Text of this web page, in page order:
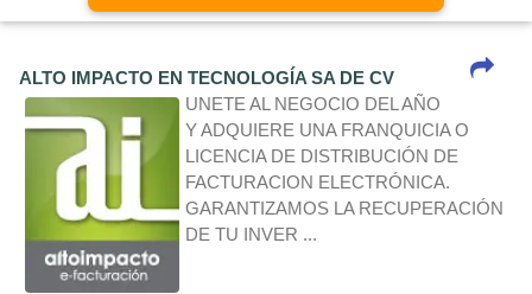
ALTO IMPACTO EN TECNOLOGÍA SA DE CV
UNETE AL NEGOCIO DEL AÑO
Y ADQUIERE UNA FRANQUICIA O
LICENCIA DE DISTRIBUCIÓN DE
FACTURACION ELECTRÓNICA.
GARANTIZAMOS LA RECUPERACIÓN
DE TU INVER ...